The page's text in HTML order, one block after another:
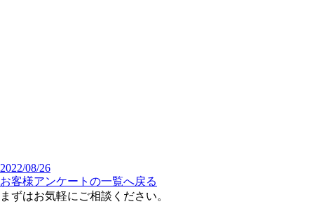
2022/08/26
お客様アンケートの一覧へ戻る
まずはお気軽にご相談ください。